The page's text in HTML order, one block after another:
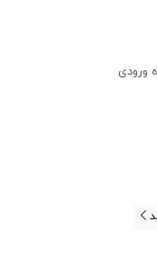
ورودی